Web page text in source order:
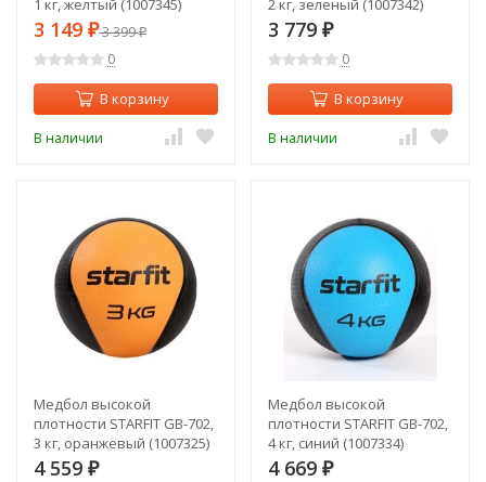
1 кг, желтый (1007345)
3 149 ₽3 399₽
0
В корзину
В наличии
2 кг, зеленый (1007342)
3 779 ₽
0
В корзину
В наличии
Медбол высокой
плотности STARFIT GB-702,
3 кг, оранжевый (1007325)
4 559 ₽
Медбол высокой
плотности STARFIT GB-702,
4 кг, синий (1007334)
4 669 ₽